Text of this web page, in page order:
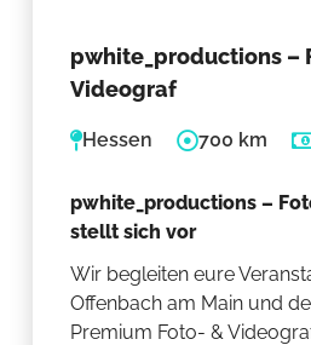
pwhite_productions –
Videograf
Hessen 700 km
pwhite_productions –
stellt sich vor
Wir begleiten eure
Offenbach am Main und
Premium Foto- &